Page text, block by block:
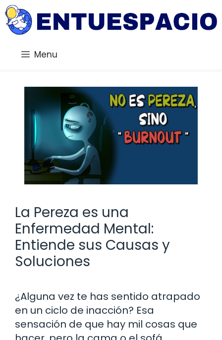
Saltar
al
contenido
Menu
La Pereza es una
Enfermedad Mental:
Entiende sus Causas y
Soluciones
¿Alguna vez te has sentido atrapado
en un ciclo de inacción? Esa
sensación de que hay mil cosas que